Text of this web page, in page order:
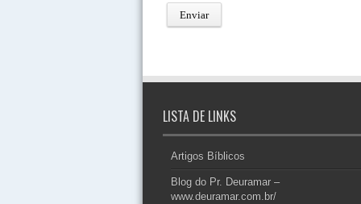
LISTA DE LINKS
Artigos Bíblicos
Blog do Pr. Deuramar –
www.deuramar.com.br/